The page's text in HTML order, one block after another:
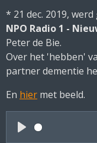
* 21 dec. 2019,
NPO Radio 1 -
Peter de Bie.
Over het 'hebben'
partner dementie
En hier met beeld.
P